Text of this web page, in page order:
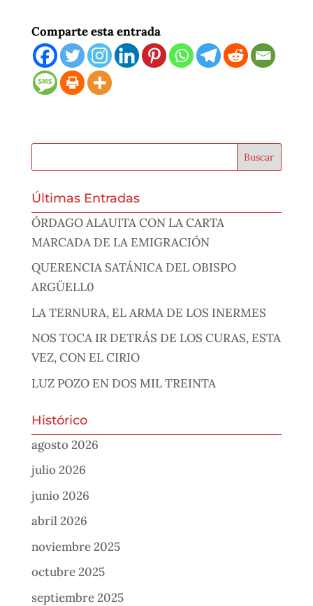
Comparte esta entrada
Últimas Entradas
ÓRDAGO ALAUITA CON LA CARTA
MARCADA DE LA EMIGRACIÓN
QUERENCIA SATÁNICA DEL OBISPO
ARGÜELL0
LA TERNURA, EL ARMA DE LOS INERMES
NOS TOCA IR DETRÁS DE LOS CURAS, ESTA
VEZ, CON EL CIRIO
LUZ POZO EN DOS MIL TREINTA
Histórico
agosto 2026
julio 2026
junio 2026
abril 2026
noviembre 2025
octubre 2025
septiembre 2025